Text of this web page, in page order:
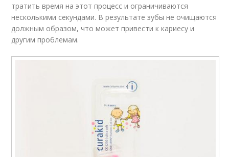
тратить время на этот процесс и ограничиваются
несколькими секундами. В результате зубы не очищаются
должным образом, что может привести к кариесу и
другим проблемам.